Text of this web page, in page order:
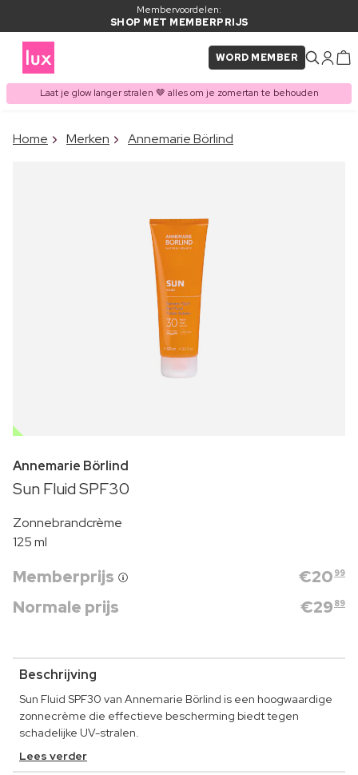
Membervoordelen:
SHOP MET MEMBERPRIJS
WORD MEMBER
Laat je glow langer stralen 🤎 alles om je zomertan te behouden
ITEM TOEGEVOEGD AAN
Home Merken Annemarie Börlind
OUTLET
Annemarie Börlind
Sun Fluid SPF30
Zonnebrandcrème
125 ml
Memberprijs €20 99
Normale prijs €29 89
Beschrijving
Sun Fluid SPF30 van Annemarie Börlind is een hoogwaardige
zonnecrème die effectieve bescherming biedt tegen
schadelijke UV-stralen.
Lees verder